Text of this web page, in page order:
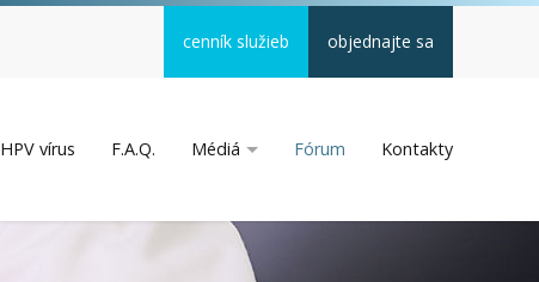
cenník služieb objednajte sa
HPV vírus F.A.Q. Médiá Fórum Kontakty